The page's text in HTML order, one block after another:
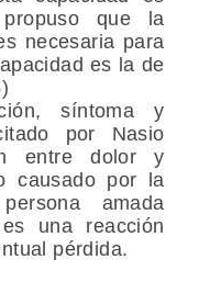
que la
necesaria para
es la de
síntoma y
por Nasio
entre dolor y
causado por la
amada
una reacción
pérdida.